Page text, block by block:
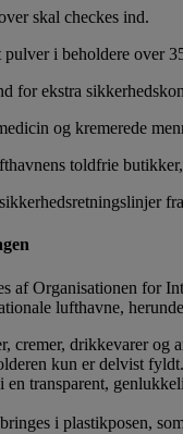
skal checkes ind.
i beholdere
for ekstra
og kremerede
toldfrie
af Organisationen for
lufthavne,
cremer, drikkevarer
kun er delvist fyldt.
en transparent,
i plastikposen,